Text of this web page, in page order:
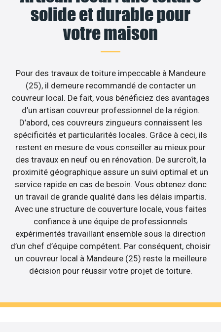
solide et durable pour
votre maison
Pour des travaux de toiture impeccable à Mandeure
(25), il demeure recommandé de contacter un
couvreur local. De fait, vous bénéficiez des avantages
d’un artisan couvreur professionnel de la région.
D’abord, ces couvreurs zingueurs connaissent les
spécificités et particularités locales. Grâce à ceci, ils
restent en mesure de vous conseiller au mieux pour
des travaux en neuf ou en rénovation. De surcroît, la
proximité géographique assure un suivi optimal et un
service rapide en cas de besoin. Vous obtenez donc
un travail de grande qualité dans les délais impartis.
Avec une structure de couverture locale, vous faites
confiance à une équipe de professionnels
expérimentés travaillant ensemble sous la direction
d’un chef d’équipe compétent. Par conséquent, choisir
un couvreur local à Mandeure (25) reste la meilleure
décision pour réussir votre projet de toiture.